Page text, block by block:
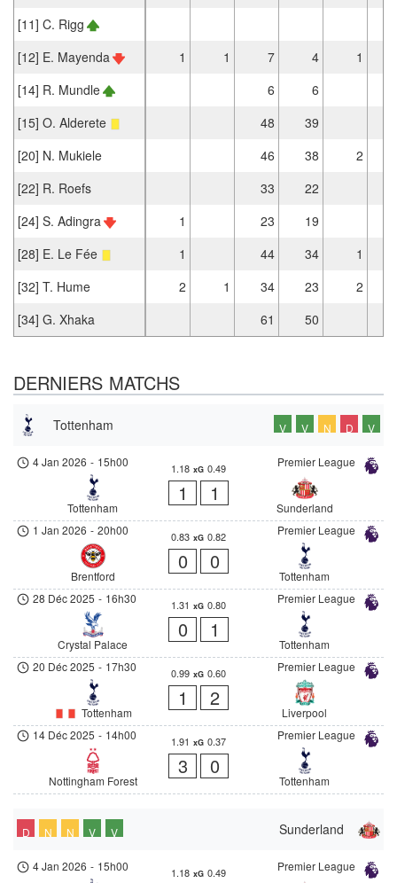
[11] C. Rigg
[12] E. Mayenda
1 1 7 4
1
[14] R. Mundle
6
6
[15] O. Alderete
48
39
[20] N. Mukiele
46 38
2
[22] R. Roefs
33
22
[24] S. Adingra
1 23
19
[28] E. Le Fée
1 44 34
1
[32] T. Hume
2 1 34 23
2
[34] G. Xhaka
61 50
DERNIERS MATCHS
Tottenham V V N D V
Premier League
4 Jan 2026 - 15h00
Tottenham
1.18 xG 0.49
1 1
Sunderland
Premier League
1 Jan 2026 - 20h00
Brentford
0.83 xG 0.82
0 0
Tottenham
Premier League
28 Déc 2025 - 16h30
Crystal Palace
1.31 xG 0.80
0 1
Tottenham
Premier League
20 Déc 2025 - 17h30
Tottenham
0.99 xG 0.60
1 2
Liverpool
Premier League
14 Déc 2025 - 14h00
Nottingham Forest
1.91 xG 0.37
3 0
Tottenham
Sunderland
D N N V V
Premier League
4 Jan 2026 - 15h00 1.18 xG 0.49